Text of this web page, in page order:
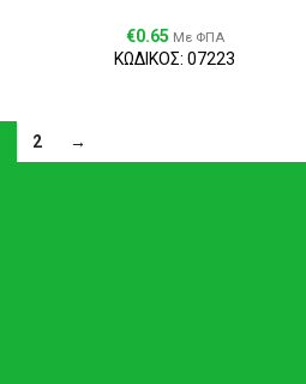
€0.65 Με ΦΠΑ
ΚΩΔΙΚΟΣ: 07223
2 →